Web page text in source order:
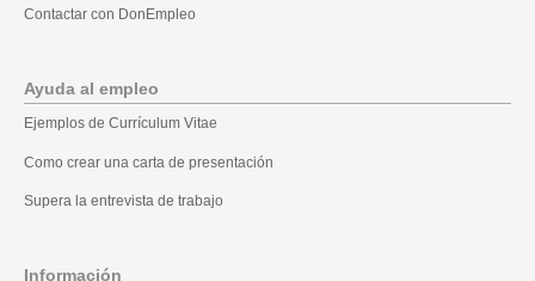
Contactar con DonEmpleo
Ayuda al empleo
Ejemplos de Currículum Vitae
Como crear una carta de presentación
Supera la entrevista de trabajo
Información